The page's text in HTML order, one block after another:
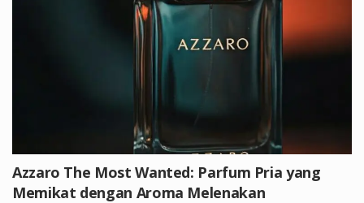
Azzaro The Most Wanted: Parfum Pria yang
Memikat dengan Aroma Melenakan